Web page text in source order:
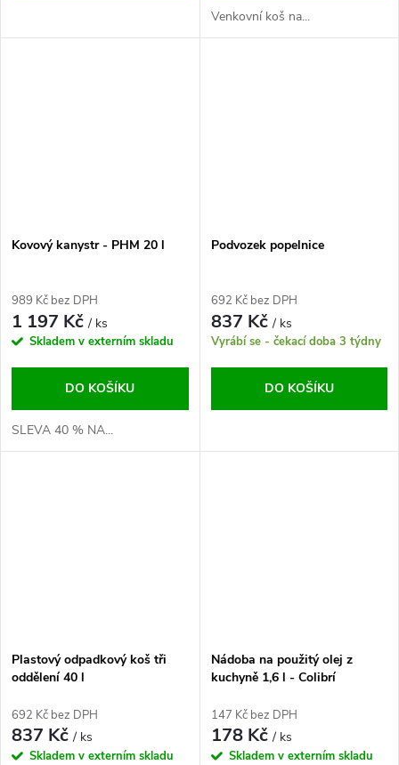
Venkovní koš na...
Kovový kanystr - PHM 20 l
989 Kč bez DPH
1 197 Kč/ ks
Skladem v externím skladu
DO KOŠÍKU
SLEVA 40 % NA...
Podvozek popelnice
692 Kč bez DPH
837 Kč/ ks
Vyrábí se - čekací doba 3 týdny
DO KOŠÍKU
Plastový odpadkový koš tři
oddělení 40 l
692 Kč bez DPH
837 Kč/ ks
Skladem v externím skladu
Nádoba na použitý olej z
kuchyně 1,6 l - Colibrí
147 Kč bez DPH
178 Kč/ ks
Skladem v externím skladu